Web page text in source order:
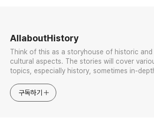
AllaboutHistory
Think of this as a storyhouse of historic and
cultural aspects. The stories will cover
topics, especially history, sometimes in-
approach will be to resist any common sense
generalized viewpoint
구독하기